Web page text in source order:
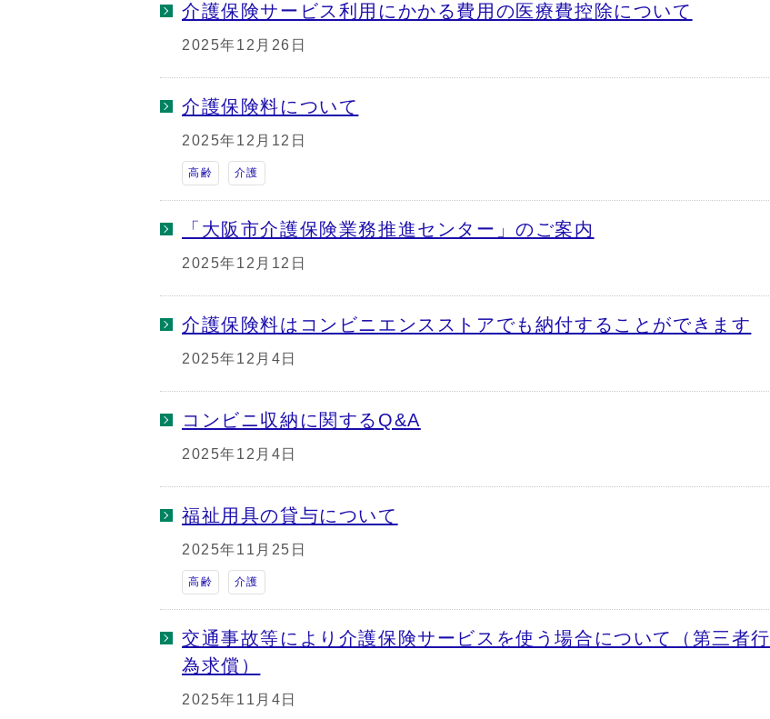
介護保険サービス利用にかかる費用の医療費控除について
2025年12月26日
介護保険料について
2025年12月12日
高齢 介護
「大阪市介護保険業務推進センター」のご案内
2025年12月12日
介護保険料はコンビニエンスストアでも納付することができます
2025年12月4日
コンビニ収納に関するQ&A
2025年12月4日
福祉用具の貸与について
2025年11月25日
高齢 介護
交通事故等により介護保険サービスを使う場合について（第三者行
為求償）
2025年11月4日